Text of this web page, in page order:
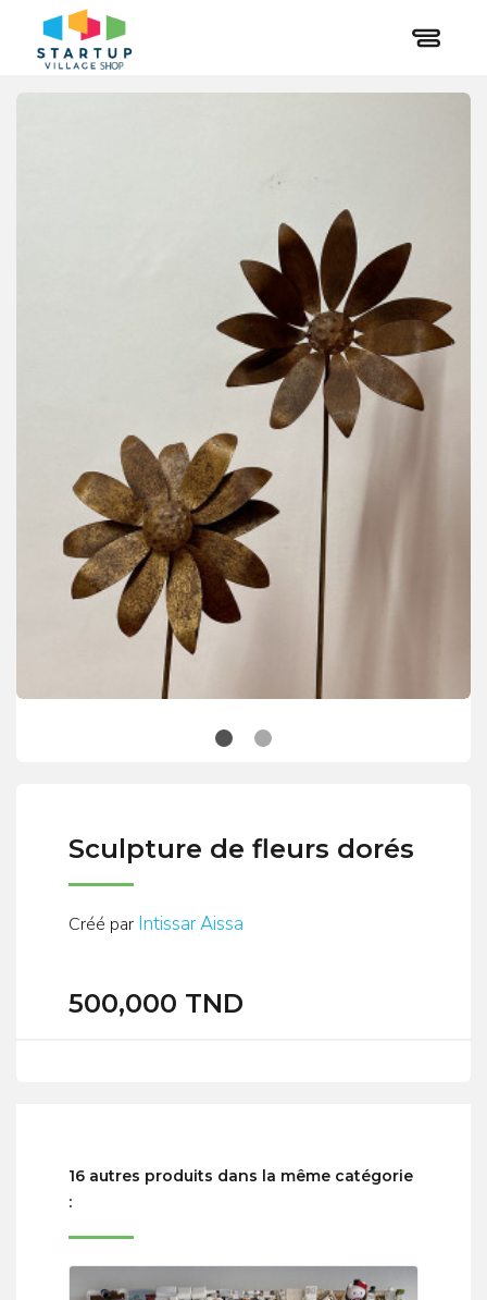
Sculpture de fleurs dorés
Créé par Intissar Aissa
500,000 TND
16 autres produits dans la même catégorie
: